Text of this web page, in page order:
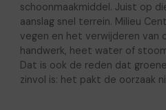
schoonmaakmiddel. Juist op
aanslag snel terrein. Milieu
vegen en het verwijderen van
handwerk, heet water of
Dat is ook de reden dat
zinvol is: het pakt de oorzaak